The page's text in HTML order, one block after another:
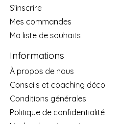
S'inscrire
Mes commandes
Ma liste de souhaits
Informations
À propos de nous
Conseils et coaching déco
Conditions générales
Politique de confidentialité